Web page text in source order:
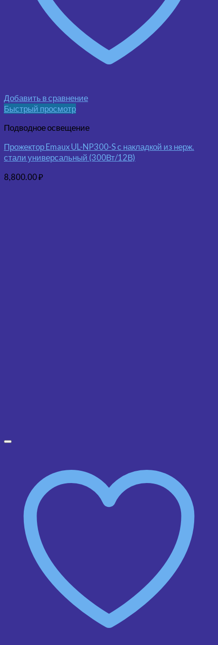
Добавить в сравнение
Быстрый просмотр
Подводное освещение
Прожектор Emaux UL-NP300-S с накладкой из нерж.
стали универсальный (300Вт/12В)
8,800.00₽